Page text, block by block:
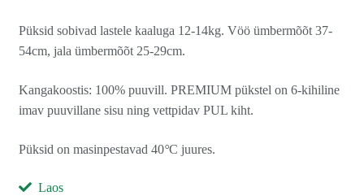
Püksid sobivad lastele kaaluga 12-14kg. Vöö ümbermõõt 37-
54cm, jala ümbermõõt 25-29cm.
Kangakoostis: 100% puuvill. PREMIUM pükstel on 6-kihiline
imav puuvillane sisu ning vettpidav PUL kiht.
Püksid on masinpestavad 40°C juures.
Laos